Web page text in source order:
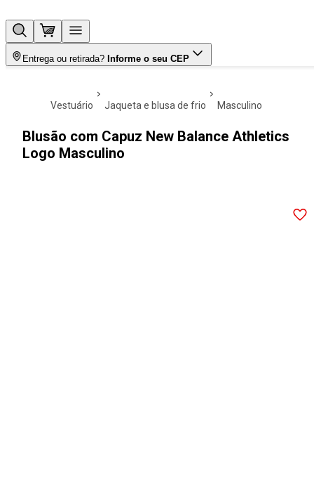
Entrega ou retirada? Informe o seu CEP
vestuário jaqueta e blusa de frio masculino
Blusão com Capuz New Balance Athletics
Logo Masculino